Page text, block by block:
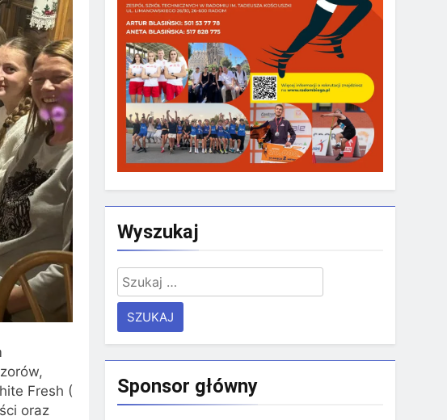
Fresh (
oraz
Wyszukaj
Szukaj:
Sponsor główny